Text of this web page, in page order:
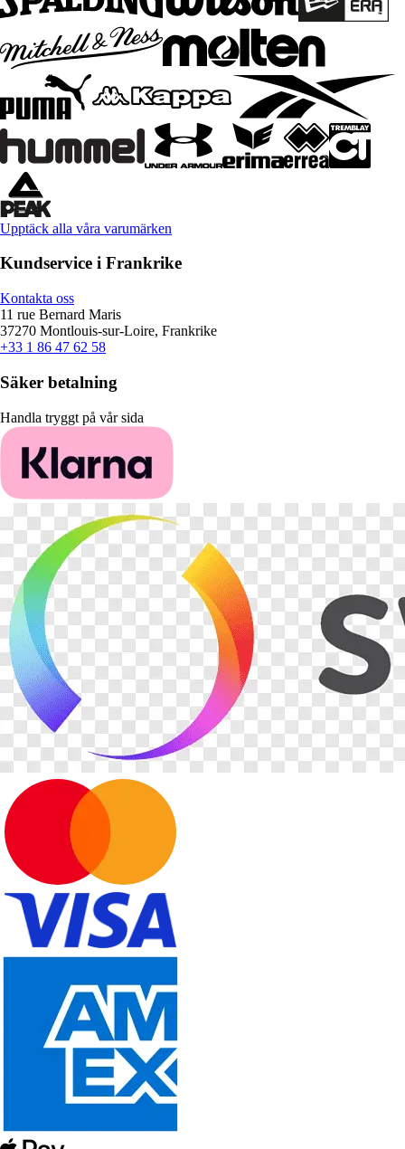
Upptäck alla våra varumärken
Kundservice i Frankrike
Kontakta oss
11 rue Bernard Maris
37270 Montlouis-sur-Loire, Frankrike
+33 1 86 47 62 58
Säker betalning
Handla tryggt på vår sida